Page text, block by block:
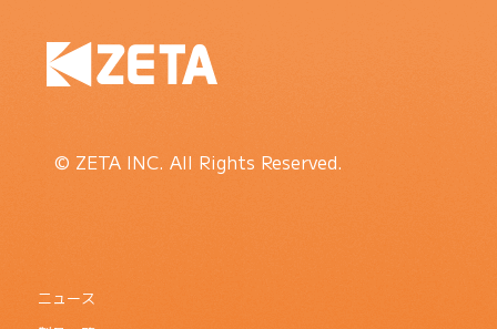
© ZETA INC. All Rights Reserved.
ニュース